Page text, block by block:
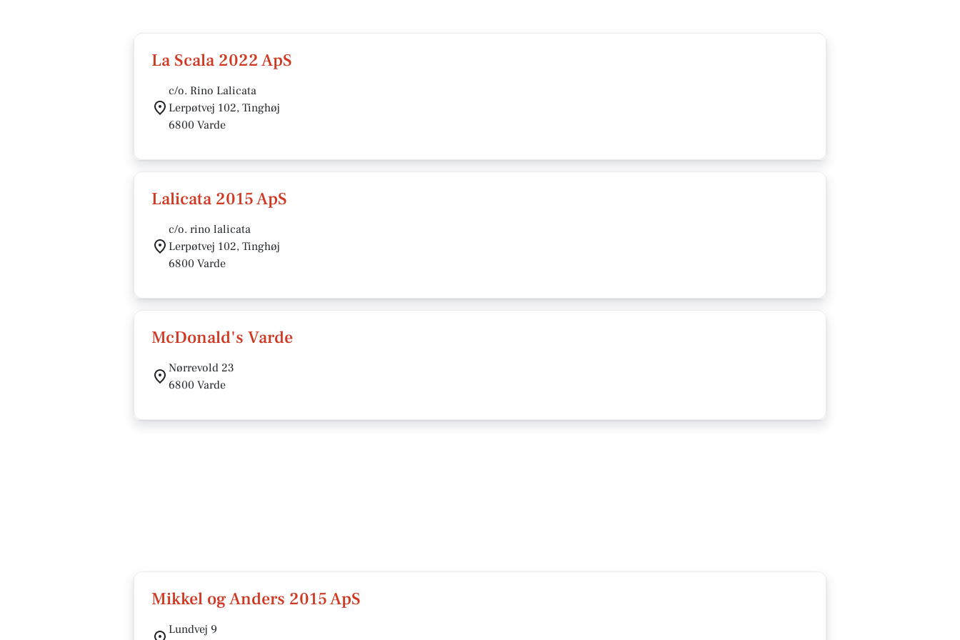
La Scala 2022 ApS
c/o. Rino Lalicata
Lerpøtvej 102, Tinghøj
6800 Varde
Lalicata 2015 ApS
c/o. rino lalicata
Lerpøtvej 102, Tinghøj
6800 Varde
McDonald's Varde
Nørrevold 23
6800 Varde
Mikkel og Anders 2015 ApS
Lundvej 9